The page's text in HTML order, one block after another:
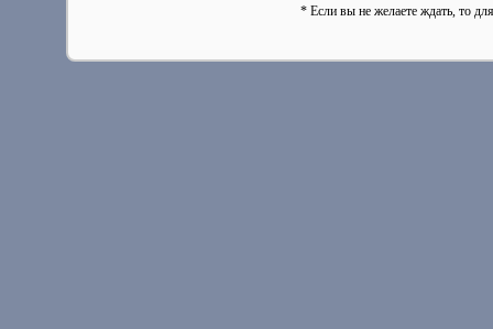
* Если вы не желаете ждать, то